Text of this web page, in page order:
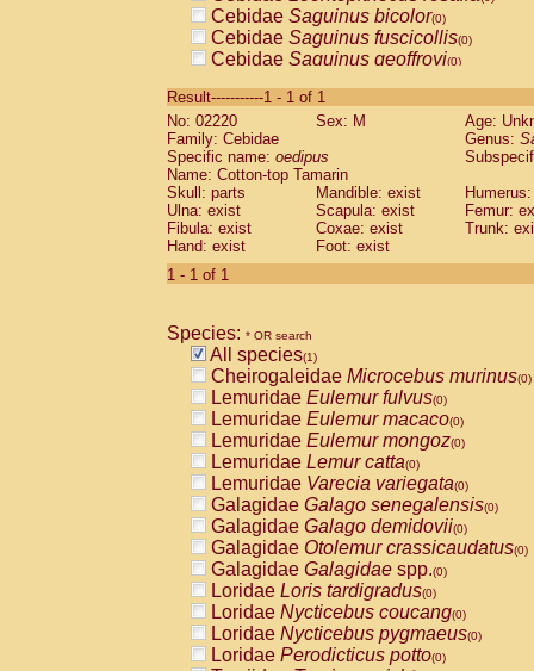
Cebidae Saguinus bicolor(0)
Cebidae Saguinus fuscicollis(0)
Cebidae Saguinus geoffroyi(0)
CebidaeSaguinus labiatus(0)
Cebidae Saguinus leucopus (0)
Cebidae
CebidaeSaguinus mystax
Cebidae Saguinus nigricollis (0)
Cebidae Saguinus oedipus
Cebidae Saguinus weddelli
Cebidae Saguinusspp.
Cebidae
CebidaeCebus capucinus
CebidaeCebus nigrivittatus
CebidaeCebus spp.(0)
CebidaeSaimiri boliviensis(0)
CebidaeSaimiri sciureus(0)
AtelidaeAlouatta caraya(0)
AtelidaeAlouatta fusca(0)
AtelidaeAlouatta seniculus(0)
AtelidaeAlouattaspp.(0)
AtelidaeAteles belzebuth(0)
AtelidaeAteles geoffroyi(0)
AtelidaeAteles paniscus(0)
AtelidaeAtelesspp.(0)
AtelidaeLagothrix lagothricha(0)
AtelidaeLagothrix lagothricha cana
PitheciidaeCacajao calvus
Result-----------1 - 1 of 1
No: 02220
Sex: M
Age:
Family: Cebidae
Genus:
Specific name: oedipus
Name: Cotton-top Tamarin
Skull: parts
Mandible: exist
Ulna: exist
Scapula: exist
Femur:
Fibula: exist
Coxae: exist
Trunk:
Hand: exist
Foot: exist
1 - 1 of 1
Species: * OR search
All species(1)
Cheirogaleidae Microcebus murinus(0)
Lemuridae Eulemur fulvus(0)
Lemuridae Eulemur macaco(0)
Lemuridae Eulemur mongoz(0)
Lemuridae Lemur catta(0)
Lemuridae Varecia variegata(0)
Galagidae Galago senegalensis(0)
Galagidae Galago demidovii(0)
Galagidae Otolemur crassicaudatus(0)
Galagidae Galagidae spp.(0)
Loridae Loris tardigradus(0)
Loridae Nycticebus coucang(0)
Loridae Nycticebus pygmaeus(0)
Loridae Perodicticus potto(0)